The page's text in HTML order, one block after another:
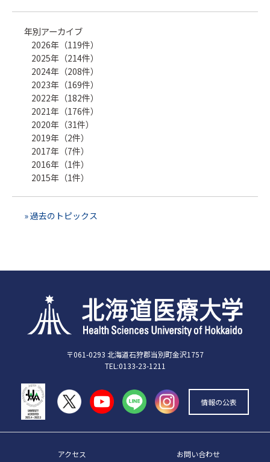
年別アーカイブ
2026年（119件）
2025年（214件）
2024年（208件）
2023年（169件）
2022年（182件）
2021年（176件）
2020年（31件）
2019年（2件）
2017年（7件）
2016年（1件）
2015年（1件）
» 過去のトピックス
〒061-0293 北海道石狩郡当別町金沢1757
TEL:0133-23-1211
情報の公表
アクセス お問い合わせ